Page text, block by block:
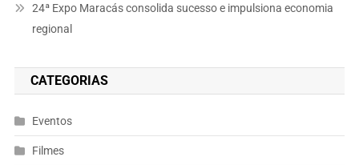
24ª Expo Maracás consolida sucesso e impulsiona economia
regional
CATEGORIAS
Eventos
Filmes